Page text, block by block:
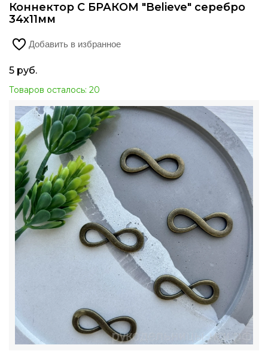
Коннектор С БРАКОМ "Believe" серебро
34х11мм
Добавить в избранное
5 руб.
Товаров осталось: 20